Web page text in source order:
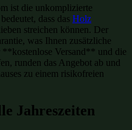
ist die unkomplizierte
dass das Holz
streichen können. Der
was Ihnen zusätzliche
Versand** und die
runden das Angebot ab und
zu einem risikofreien
Jahreszeiten